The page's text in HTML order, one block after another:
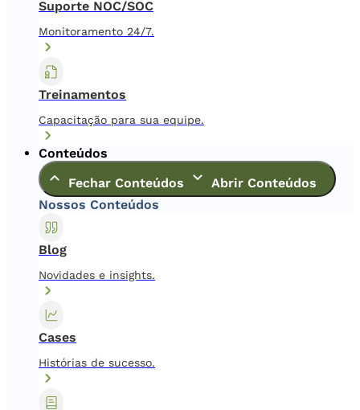
Suporte NOC/SOC
Monitoramento 24/7.
Treinamentos
Capacitação para sua equipe.
Conteúdos
Fechar Conteúdos
Abrir Conteúdos
Nossos Conteúdos
Blog
Novidades e insights.
Cases
Histórias de sucesso.